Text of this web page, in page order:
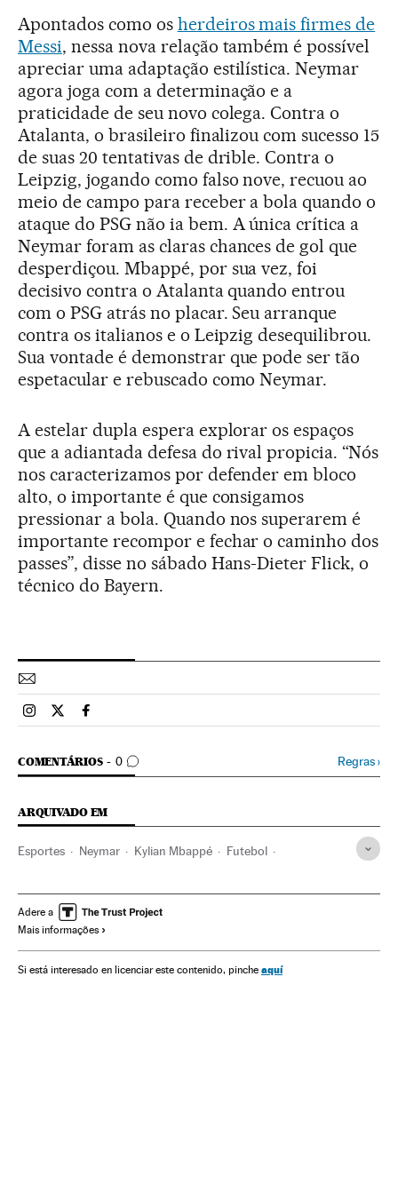
Apontados como os herdeiros mais firmes de
Messi, nessa nova relação também é possível
apreciar uma adaptação estilística. Neymar
agora joga com a determinação e a
praticidade de seu novo colega. Contra o
Atalanta, o brasileiro finalizou com sucesso 15
de suas 20 tentativas de drible. Contra o
Leipzig, jogando como falso nove, recuou ao
meio de campo para receber a bola quando o
ataque do PSG não ia bem. A única crítica a
Neymar foram as claras chances de gol que
desperdiçou. Mbappé, por sua vez, foi
decisivo contra o Atalanta quando entrou
com o PSG atrás no placar. Seu arranque
contra os italianos e o Leipzig desequilibrou.
Sua vontade é demonstrar que pode ser tão
espetacular e rebuscado como Neymar.
A estelar dupla espera explorar os espaços
que a adiantada defesa do rival propicia. “Nós
nos caracterizamos por defender em bloco
alto, o importante é que consigamos
pressionar a bola. Quando nos superarem é
importante recompor e fechar o caminho dos
passes”, disse no sábado Hans-Dieter Flick, o
técnico do Bayern.
Esportes El País Brasil en Instagram
Esportes El País Brasil en Twitter
Esportes El País Brasil en Facebook
COMENTÁRIOS 0
COMENTÁRIOS Regras›
ARQUIVADO EM
Esportes Neymar Kylian Mbappé Futebol
Ángel Di María Final Champions League
Adere a
Mais informações
Si está interesado en licenciar este contenido, pinche aquí